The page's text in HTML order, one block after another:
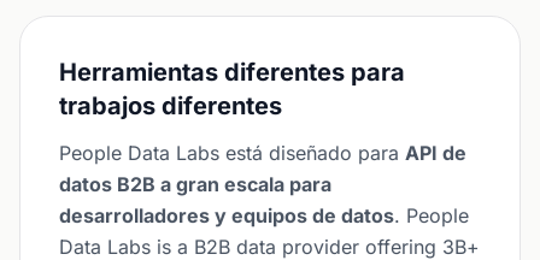
Herramientas diferentes para
trabajos diferentes
People Data Labs está diseñado para API de
datos B2B a gran escala para
desarrolladores y equipos de datos. People
Data Labs is a B2B data provider offering 3B+